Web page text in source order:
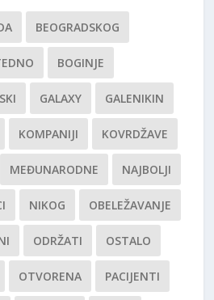
BEOGRADSKOG
BOGINJE
GALAXY GALENIKIN
KOMPANIJI KOVRDŽAVE
MEĐUNARODNE NAJBOLJI
NIKOG OBELEŽAVANJE
ODRŽATI OSTALO
OTVORENA PACIJENTI